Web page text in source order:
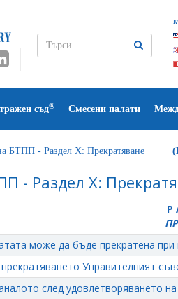
съд® Смесени палати
БТПП - Раздел X: Прекратяване
- Раздел X:
Р
може да бъде прекратена при
Управителният
след удовлетворяването